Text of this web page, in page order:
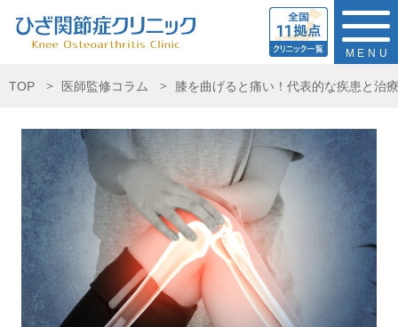
MENU
TOP 医師監修コラム 膝を曲げると痛い！代表的な疾患と治